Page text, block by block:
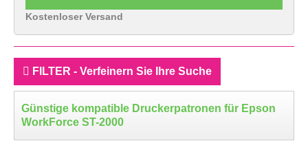
Kostenloser Versand
FILTER - Verfeinern Sie Ihre Suche
Günstige kompatible Druckerpatronen für Epson
WorkForce ST-2000